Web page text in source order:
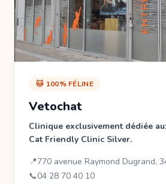
🐱 100% FÉLINE
Vetochat
Clinique exclusivement dédiée
Cat Friendly Clinic Silver.
📍770 avenue Raymond Dugrand,
📞04 28 70 40 10